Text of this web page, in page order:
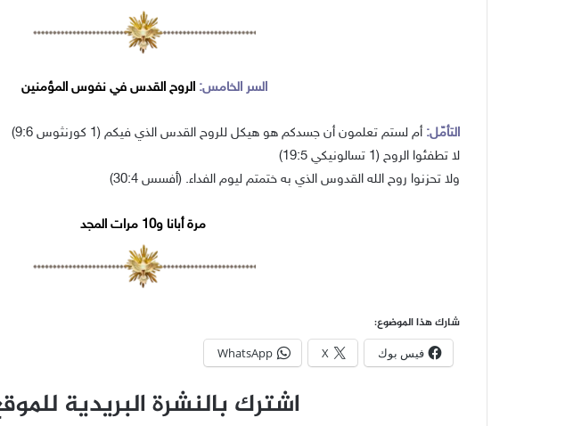
السر الخامس: الروح القدس في نفوس المؤمنين
التأمّل: أم لستم تعلمون أن جسدكم هو هيكل للروح القدس الذي فيكم (1 كورنثوس 9:6)
لا تطفئوا الروح (1 تسالونيكي 19:5)
ولا تحزنوا روح الله القدوس الذي به ختمتم ليوم الفداء. (أفسس 30:4)
مرة أبانا و10 مرات المجد
شارك هذا الموضوع:
فيس بوك X
WhatsApp
اشترك بالنشرة البريدية